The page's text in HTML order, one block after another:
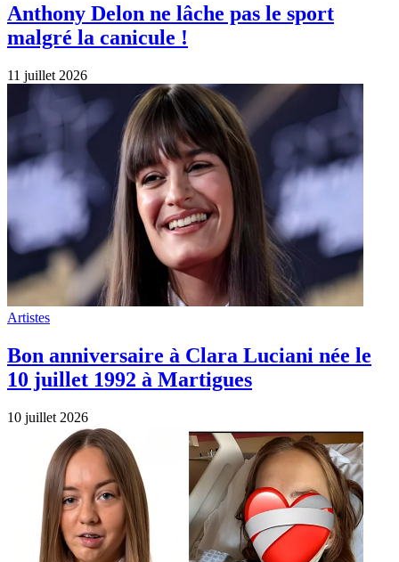
Anthony Delon ne lâche pas le sport
malgré la canicule !
11 juillet 2026
Artistes
Bon anniversaire à Clara Luciani née le
10 juillet 1992 à Martigues
10 juillet 2026